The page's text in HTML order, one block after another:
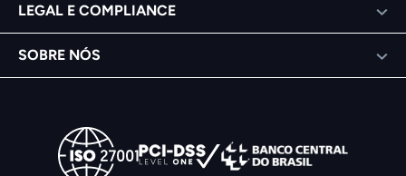
LEGAL E COMPLIANCE
SOBRE NÓS